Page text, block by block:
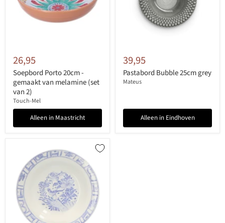
26,95
Soepbord Porto 20cm -
gemaakt van melamine (set
van 2)
Touch-Mel
Alleen in Maastricht
39,95
Pastabord Bubble 25cm grey
Mateus
Alleen in Eindhoven